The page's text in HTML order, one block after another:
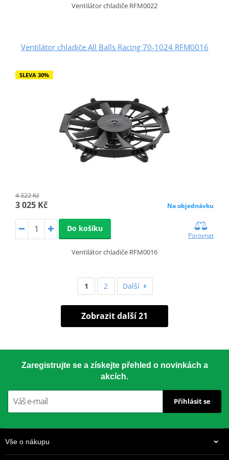
Ventilátor chladiče RFM0022
Ventilátor chladiče All Balls Racing 70-1024 RFM0016
SLEVA 30%
4 322 Kč
3 025 Kč Na objednávku
Do košíku
Porovnat
Ventilátor chladiče RFM0016
1 2 Další
Zobrazit další 21
Zaregistrujte se a získejte přehled o novinkách a
akcích.
Přihlásit se
Vše o nákupu